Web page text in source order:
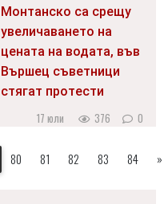
Монтанско са срещу
увеличаването на
цената на водата, във
Вършец съветници
стягат протести
17 юли 376 0
80 81 82 83 84 »